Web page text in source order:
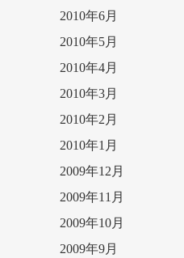
2010年6月
2010年5月
2010年4月
2010年3月
2010年2月
2010年1月
2009年12月
2009年11月
2009年10月
2009年9月